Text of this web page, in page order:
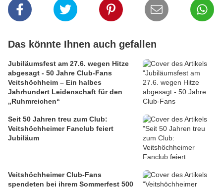
Das könnte Ihnen auch gefallen
Jubiläumsfest am 27.6. wegen Hitze
abgesagt - 50 Jahre Club-Fans
Veitshöchheim – Ein halbes
Jahrhundert Leidenschaft für den
„Ruhmreichen“
Seit 50 Jahren treu zum Club:
Veitshöchheimer Fanclub feiert
Jubiläum
Veitshöchheimer Club-Fans
spendeten bei ihrem Sommerfest 500